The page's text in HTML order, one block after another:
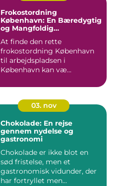
Frokostordning
København: En Bæredygtig
og Mangfoldig
At finde den rette
frokostordning København
til arbejdspladsen i
København kan væ...
03. nov
Chokolade: En rejse
gennem nydelse og
gastronomi
Chokolade er ikke blot en
sød fristelse, men et
gastronomisk vidunder, der
har fortryllet men...